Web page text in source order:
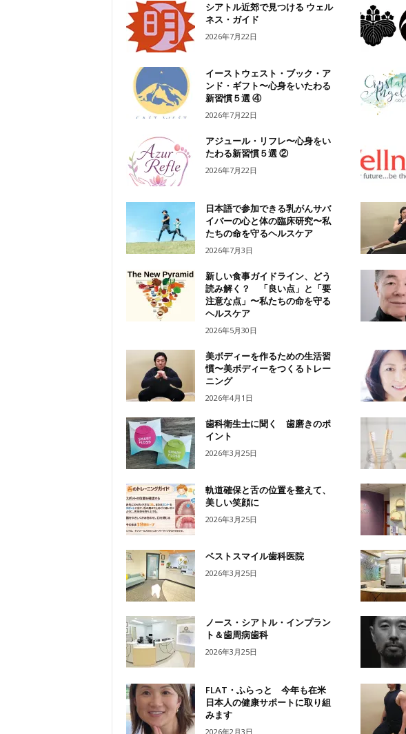
シアトル近郊で見つける ウェル
ネス・ガイド
2026年7月22日
イーストウェスト・ブック・ア
ンド・ギフト〜心身をいたわる
新習慣５選 ④
2026年7月22日
アジュール・リフレ〜心身をい
たわる新習慣５選 ②
2026年7月22日
日本語で参加できる乳がんサバ
イバーの心と体の臨床研究〜私
たちの命を守るヘルスケア
2026年7月3日
新しい食事ガイドライン、どう
読み解く？ 「良い点」と「要
注意な点」〜私たちの命を守る
ヘルスケア
2026年5月30日
美ボディーを作るための生活習
慣〜美ボディーをつくるトレー
ニング
2026年4月1日
歯科衛生士に聞く 歯磨きのポ
イント
2026年3月25日
軌道確保と舌の位置を整えて、
美しい笑顔に
2026年3月25日
ベストスマイル歯科医院
2026年3月25日
ノース・シアトル・インプラン
ト＆歯周病歯科
2026年3月25日
FLAT・ふらっと 今年も在米
日本人の健康サポートに取り組
みます
2026年2月3日